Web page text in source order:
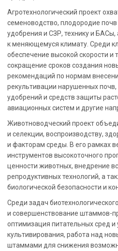
Агротехнологический проект
семеноводство, плодородие
удобрения и СЗР, технику и
к меняющемуся климату. Среди
обеспечение высокой скорости и
сокращение сроков создания
рекомендаций по нормам
рекультивации нарушенных
удобрений и средств защиты
авиационных систем и другие
Животноводческий проект
и селекции, воспроизводству,
и факторам среды. В его рамках
инструментов высокоточного
ценности животных, внедрение
репродуктивных технологий, а
биологической безопасности и
Среди задач
и совершенствование штаммов-
оптимизация питательных сред и
культивирования, работа над
штаммами для снижения